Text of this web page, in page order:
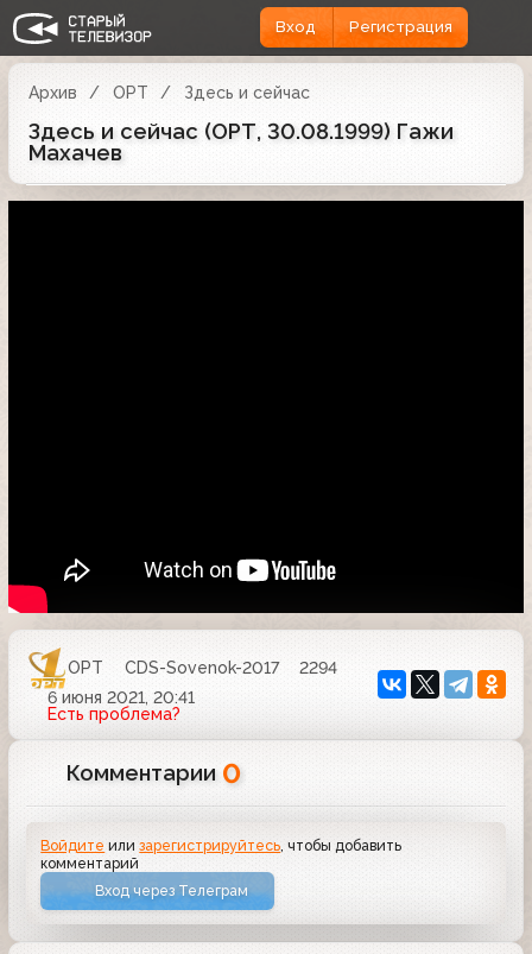
Вход Регистрация
Архив ОРТ Здесь и сейчас
Здесь и сейчас (ОРТ, 30.08.1999) Гажи
Махачев
ОРТ CDS-Sovenok-2017
2294
6 июня 2021, 20:41
Есть проблема?
Комментарии 0
Войдите илизарегистрируйтесь , чтобы добавить
комментарий
Вход через Телеграм